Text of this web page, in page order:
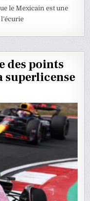
le Mexicain est une
des points
superlicense